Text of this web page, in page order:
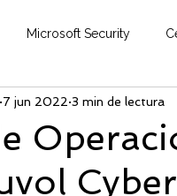
Microsoft Security
Comunicados
Resumen de
7 jun 2022 3 min de lectura